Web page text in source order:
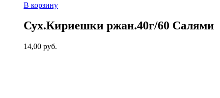
В корзину
Сух.Кириешки ржан.40г/60 Салями
14,00 руб.